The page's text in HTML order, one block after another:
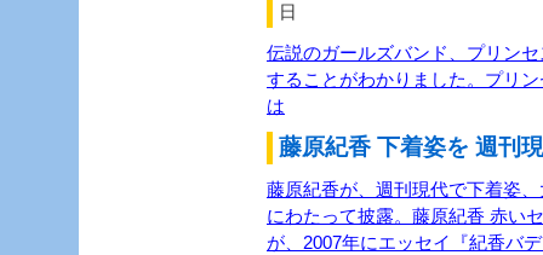
日
伝説のガールズバンド、プリン
することがわかりました。プリ
は
藤原紀香 下着姿を 週刊
藤原紀香が、週刊現代で下着姿
にわたって披露。藤原紀香 赤い
が、2007年にエッセイ『紀香バ